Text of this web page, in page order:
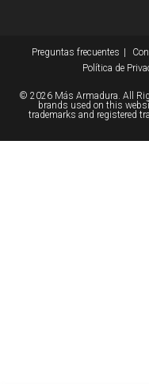
Preguntas frecuentes
Política de
© 2026 Más Armadura. All
brands used on this
trademarks and registered